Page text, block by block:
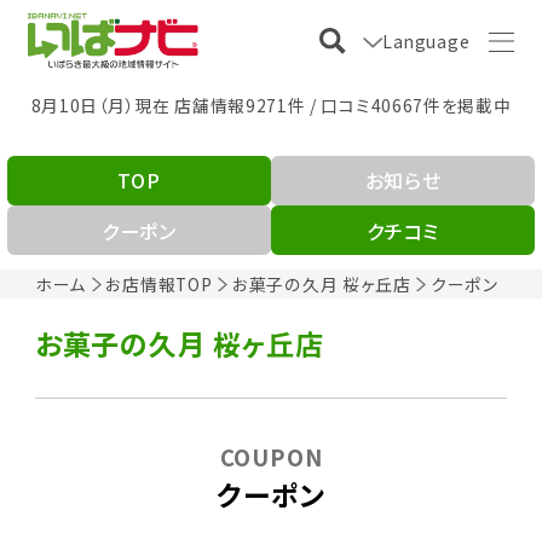
Language
8月10日（月）現在 店舗情報9271件 / 口コミ40667件を掲載中
ホーム お店情報TOP お菓子の久月 桜ヶ丘店 クーポン
TOP
お知らせ
クーポン
クチコミ
お菓子の久月 桜ヶ丘店
クーポン
COUPON